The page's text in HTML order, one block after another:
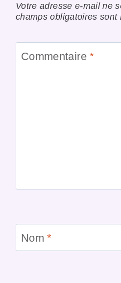
Votre adresse e-mail ne
champs obligatoires sont
Commentaire*
Nom*